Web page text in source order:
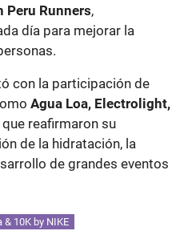
Peru Runners,
día para mejorar la
con la participación de
Agua Loa, Electrolight,
que reafirmaron su
de la hidratación, la
de grandes eventos
10K by NIKE